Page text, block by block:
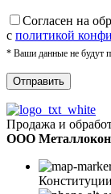
Cогласен на
с политикой
* Ваши данные не будут
Продажа и
ООО